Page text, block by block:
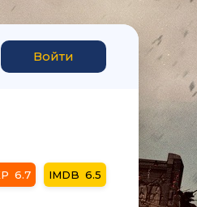
Войти
6.7 6.5